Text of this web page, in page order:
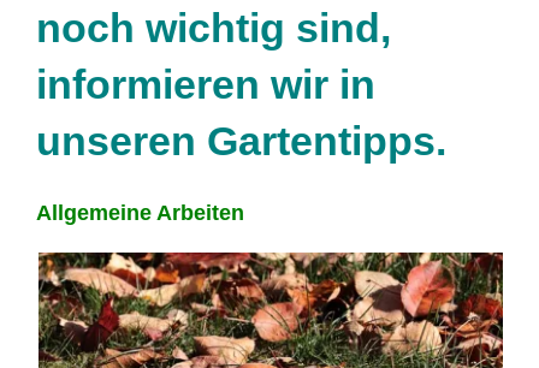
noch wichtig sind,
informieren wir in
unseren Gartentipps.
Allgemeine Arbeiten